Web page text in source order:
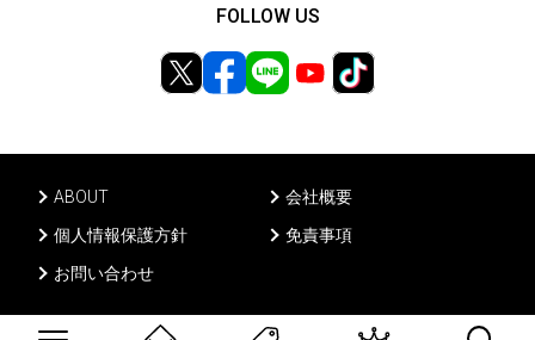
ABOUT
会社概要
個人情報保護方針
免責事項
お問い合わせ
FOLLOW US